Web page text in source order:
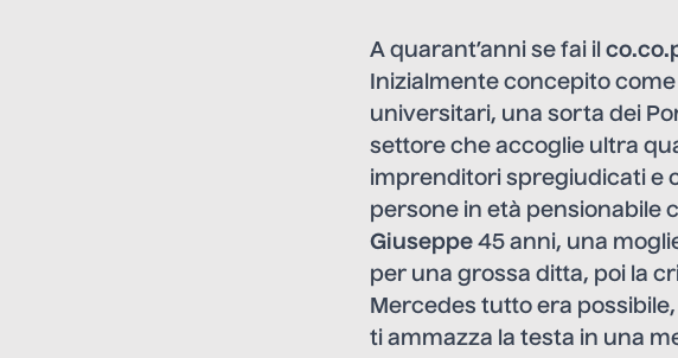
A quarant’anni se fai il
Inizialmente concepito
universitari, una sorta dei
settore che accoglie ultra
imprenditori spregiudicati e
persone in età pensionabile
Giuseppe 45 anni, una
per una grossa ditta, poi la
Mercedes tutto era
ti ammazza la testa in una